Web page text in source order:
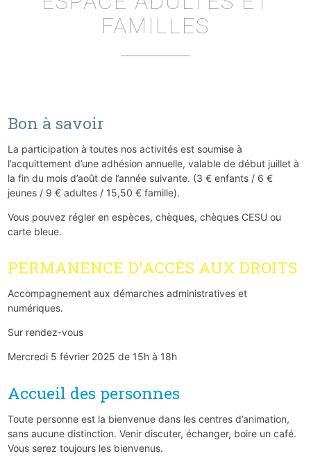
FAMILLES
Bon à savoir
La participation à toutes nos activités est soumise à
l’acquittement d’une adhésion annuelle, valable de début juillet à
la fin du mois d’août de l’année suivante. (3 € enfants / 6 €
jeunes / 9 € adultes / 15,50 € famille).
Vous pouvez régler en espèces, chèques, chèques CESU ou
carte bleue.
PERMANENCE D'ACCÈS AUX DROITS
Accompagnement aux démarches administratives et
numériques.
Sur rendez-vous
Mercredi 5 février 2025 de 15h à 18h
Accueil des personnes
Toute personne est la bienvenue dans les centres d’animation,
sans aucune distinction. Venir discuter, échanger, boire un café.
Vous serez toujours les bienvenus.